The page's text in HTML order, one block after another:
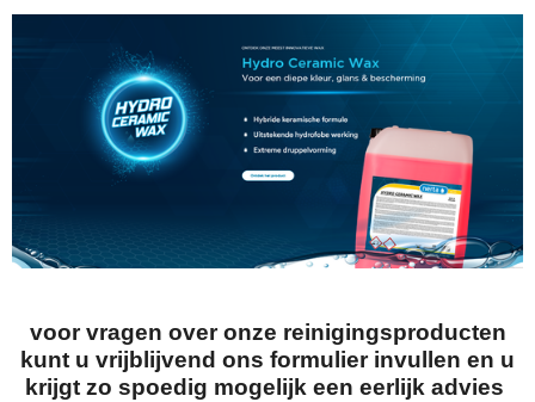
voor vragen over onze reinigingsproducten
kunt u vrijblijvend ons formulier invullen en u
krijgt zo spoedig mogelijk een eerlijk advies